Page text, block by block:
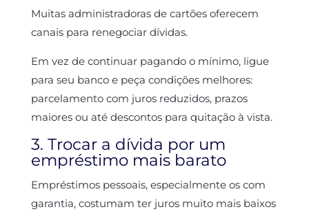
Muitas administradoras de cartões oferecem
canais para renegociar dívidas.
Em vez de continuar pagando o mínimo, ligue
para seu banco e peça condições melhores:
parcelamento com juros reduzidos, prazos
maiores ou até descontos para quitação à vista.
3. Trocar a dívida por um
empréstimo mais barato
Empréstimos pessoais, especialmente os com
garantia, costumam ter juros muito mais baixos